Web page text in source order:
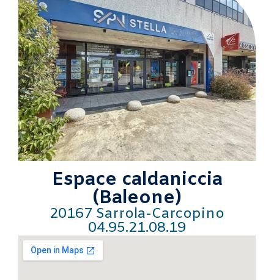
Espace caldaniccia
(Baleone)
20167 Sarrola-Carcopino
04.95.21.08.19